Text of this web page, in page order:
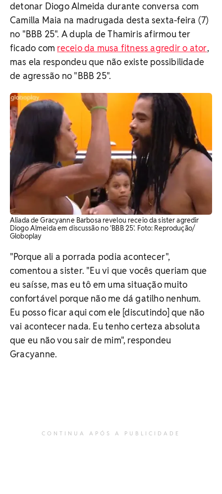
detonar Diogo Almeida durante conversa com
Camilla Maia na madrugada desta sexta-feira (7)
no "BBB 25". A dupla de Thamiris afirmou ter
ficado com receio da musa fitness agredir o ator,
mas ela respondeu que não existe possibilidade
de agressão no "BBB 25".
Aliada de Gracyanne Barbosa revelou receio da sister agredir
Diogo Almeida em discussão no 'BBB 25'. Foto: Reprodução/
Globoplay
"Porque ali a porrada podia acontecer",
comentou a sister. "Eu vi que vocês queriam que
eu saísse, mas eu tô em uma situação muito
confortável porque não me dá gatilho nenhum.
Eu posso ficar aqui com ele [discutindo] que não
vai acontecer nada. Eu tenho certeza absoluta
que eu não vou sair de mim", respondeu
Gracyanne.
CONTINUA APÓS A PUBLICIDADE